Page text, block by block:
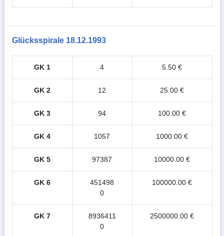
Glücksspirale 18.12.1993
GK 1 4 5.50 €
GK 2 12 25.00 €
GK 3 94 100.00 €
GK 4 1057 1000.00 €
GK 5 97387 10000.00 €
GK 6
451498
0
100000.00 €
GK 7
8936411
0
2500000.00 €